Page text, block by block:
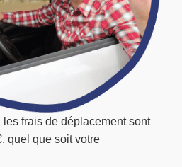
les frais de déplacement sont
quel que soit votre